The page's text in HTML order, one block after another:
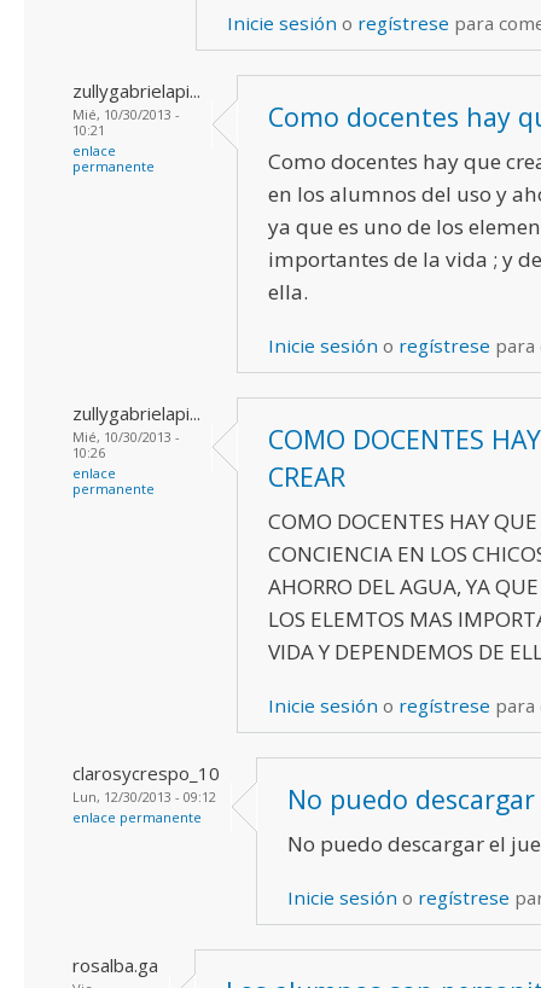
Inicie sesión o regístrese para
zullygabrielapi...
Mié, 10/30/2013 -
10:21
enlace
permanente
Como docentes hay
Como docentes hay que
en los alumnos del uso y
ya que es uno de los
importantes de la vida ; y
ella.
Inicie sesión o regístrese para
zullygabrielapi...
Mié, 10/30/2013 -
10:26
enlace
permanente
COMO DOCENTES
CREAR
COMO DOCENTES HAY QUE
CONCIENCIA EN LOS
AHORRO DEL AGUA, YA
LOS ELEMTOS MAS
VIDA Y DEPENDEMOS DE
Inicie sesión o regístrese para
clarosycrespo_10
Lun, 12/30/2013 - 09:12
enlace permanente
No puedo
No puedo descargar el
Inicie sesión o regístrese
rosalba.ga